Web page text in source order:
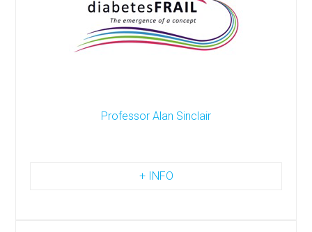
Professor Alan Sinclair
+ INFO